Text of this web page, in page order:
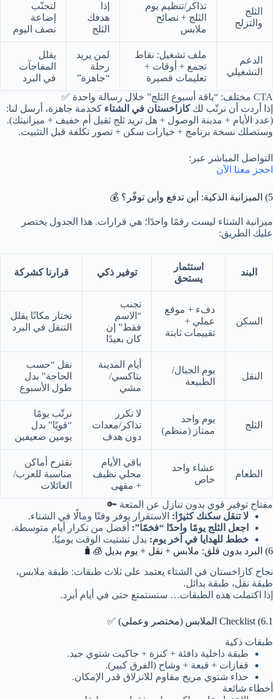
الثلج
والتزلج
تذاكر/تنظيم يوم
الثلج + نصائح
ملابس
إذا
هدفك
الثلج
لتجنّب
إضاعة
نصف اليوم
الدعم
التشغيلي
ملف تشغيل: نقاط
تجمع + أوقات +
تعليمات قصيرة
لمن يريد
رحلة
“جاهزة”
يقلل
المفاجآت
في البرد
CTA مختلف: “باقة أسبوع الثلج” خلال رسالة واحدة ✅
إذا أردت أن نرتّب لككازاخستان في الشتاء كخدمة جاهزة، أرسل لنا:
(عدد الأيام + مدينة الوصول + هل تريد ثلج ثقيل أم خفيف + ميزانيتك).
وستصلك نسخة برنامج + خيارات سكن + تصور تكلفة قبل التثبيت.
التواصل المباشر عبر:
احجز معنا الآن
5) الميزانية الذكية: أين تدفع وأين توفّر؟ 💰
ميزانية الشتاء ليست رقمًا واحدًا؛ هي قرارات. هذا الجدول يختصر
عليك الطريق:
البند
استثمار
يستحق
توفير ذكي قرارنا كشركة
السكن
دفء + موقع
عملي +
تقييمات ثابتة
تجنب
“الاسم
فقط” إن
كان بعيدًا
نختار مكانًا يقلل
التنقل في البرد
النقل
يوم الجبال/
الطبيعة
أيام المدينة
بتاكسي/
مشي
نقل “حسب
الحاجة” بدل
طول الأسبوع
الثلج
يوم واحد
ممتاز (منظم)
لا تكرر
تذاكر/معدات
دون هدف
نرتّب يومًا
“قويًا” بدل
يومين ضعيفين
الطعام
عشاء واحد
خاص
باقي الأيام
محلي نظيف
+ مقهى
نقترح أماكن
مناسبة للعرب/
العائلات
مفتاح توفير قوي بدون تنازل عن المتعة 🔑
لا تنقل سكنك كثيرًا: الاستقرار يوفر وقتًا ومالًا في الشتاء.
اجعل الثلج يومًا واحدًا “فخمًا”: أفضل من تكرار أيام متوسطة.
خطط للهدايا في آخر يوم: بدل تشتيت الوقت يوميًا.
6) البرد بدون قلق: ملابس + نقل + يوم بديل 🧊🧳
نجاح كازاخستان في الشتاء يعتمد على ثلاث طبقات: طبقة ملابس،
طبقة نقل، طبقة بدائل.
إذا اكتملت هذه الطبقات… ستستمتع حتى في أيام أبرد.
6.1) Checklist الملابس (مختصر وعملي) ✅
طبقات ذكية
طبقة داخلية دافئة + كنزة + جاكيت شتوي جيد.
قفازات + قبعة + وشاح (الفرق كبير).
حذاء شتوي مريح مقاوم للانزلاق قدر الإمكان.
أخطاء شائعة